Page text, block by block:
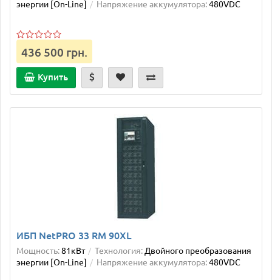
энергии [On-Line]
Напряжение аккумулятора:480VDC
436 500 грн.
Купить
ИБП NetPRO 33 RM 90XL
Мощность:81кВт Технология: Двойного преобразования
энергии [On-Line]
Напряжение аккумулятора:480VDC